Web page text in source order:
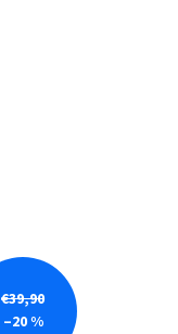
€39,90
–20 %